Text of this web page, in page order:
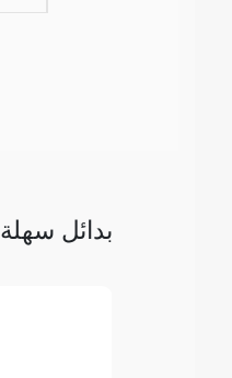
بدائل سهلة